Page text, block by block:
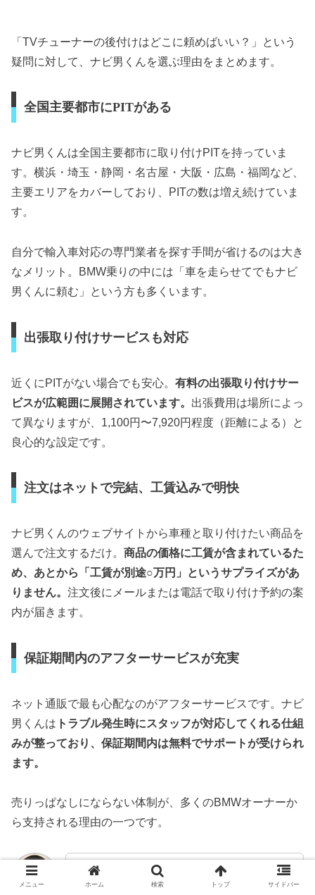
「TVチューナーの後付けはどこに頼めばいい？」という
疑問に対して、ナビ男くんを選ぶ理由をまとめます。
全国主要都市にPITがある
ナビ男くんは全国主要都市に取り付けPITを持っていま
す。横浜・埼玉・静岡・名古屋・大阪・広島・福岡など、
主要エリアをカバーしており、PITの数は増え続けていま
す。
自分で輸入車対応の専門業者を探す手間が省けるのは大き
なメリット。BMW乗りの中には「車を走らせてでもナビ
男くんに頼む」という方も多くいます。
出張取り付けサービスも対応
近くにPITがない場合でも安心。 有料の出張取り付けサー
ビスが広範囲に展開されています。 出張費用は場所によっ
て異なりますが、1,100円〜7,920円程度（距離による）と
良心的な設定です。
注文はネットで完結、工賃込みで明快
ナビ男くんのウェブサイトから車種と取り付けたい商品を
選んで注文するだけ。 商品の価格に工賃が含まれているた
め、あとから「工賃が別途○万円」というサプライズがあ
りません。 注文後にメールまたは電話で取り付け予約の案
内が届きます。
保証期間内のアフターサービスが充実
ネット通販で最も心配なのがアフターサービスです。ナビ
男くんは トラブル発生時にスタッフが対応してくれる仕組
みが整っており、保証期間内は無料でサポートが受けられ
ます。
売りっぱなしにならない体制が、多くのBMWオーナーか
ら支持される理由の一つです。
ネットで注文して、あとで取り付けてもらえ
るのって楽だね！しかも保証もあるなら安
メニュー ホーム 検索 トップ サイドバー